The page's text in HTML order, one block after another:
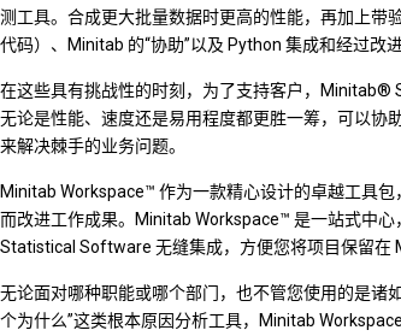
测工具。合成更大批量数据时更高的性能，再加上带
代码）、Minitab 的“协助”以及 Python 集成和经过改
在这些具有挑战性的时刻，为了支持客户，
无论是性能、速度还是易用程度都更胜一筹，可以协
来解决棘手的业务问题。
Minitab Workspace™ 作为一款精心设计的卓越工具
而改进工作成果。Minitab Workspace™ 是一站式中
Statistical Software 无缝集成，方便您将项目保留在
无论面对哪种职能或哪个部门，也不管您使用的是诸
个为什么”这类根本原因分析工具，Minitab